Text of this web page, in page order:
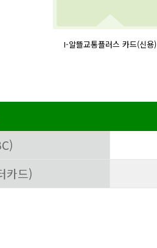
I-알뜰교통플러스 카드(신용)
카드)